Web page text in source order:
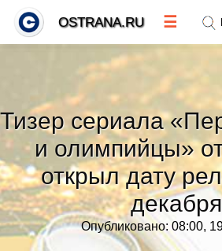
Тизер сериала
и олимпийцы»
открыл дату
декабря
Опубликовано: 08:00,
OSTRANA.RU ☰
Тренды новостей»
Рубрики»
Правила»